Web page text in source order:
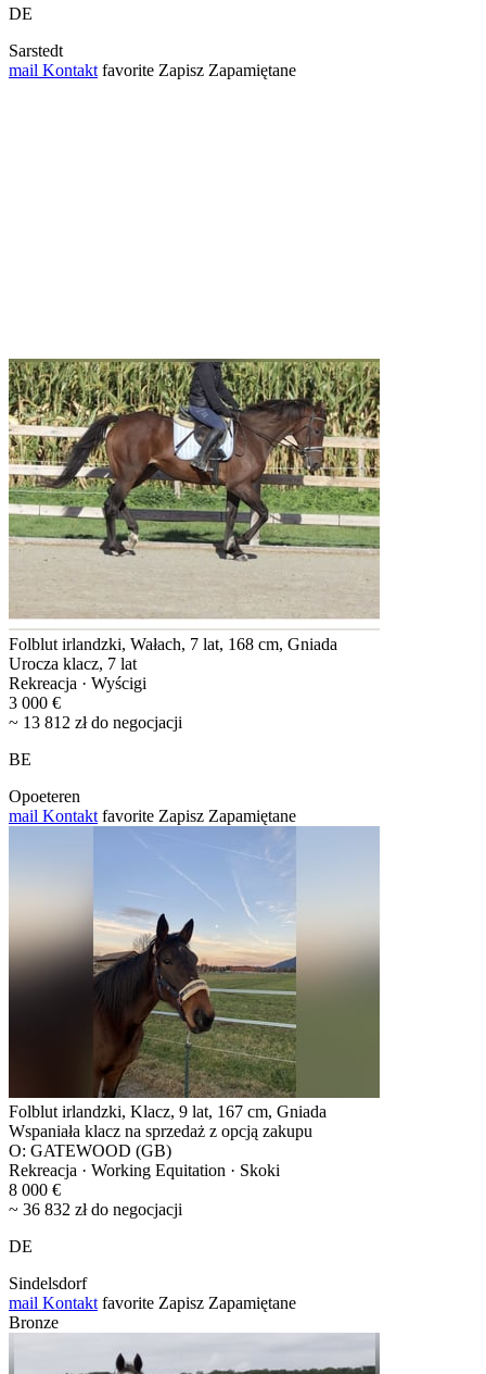
DE
Sarstedt
mail Kontakt favorite Zapisz Zapamiętane
Folblut irlandzki, Wałach, 7 lat, 168 cm, Gniada
Urocza klacz, 7 lat
Rekreacja · Wyścigi
3 000 €
~ 13 812 zł do negocjacji
BE
Opoeteren
mail Kontakt favorite Zapisz Zapamiętane
Folblut irlandzki, Klacz, 9 lat, 167 cm, Gniada
Wspaniała klacz na sprzedaż z opcją zakupu
O: GATEWOOD (GB)
Rekreacja · Working Equitation · Skoki
8 000 €
~ 36 832 zł do negocjacji
DE
Sindelsdorf
mail Kontakt favorite Zapisz Zapamiętane
Bronze